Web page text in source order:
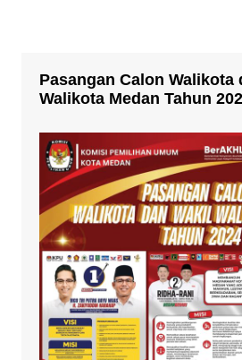
Pasangan Calon Walikota
Walikota Medan Tahun